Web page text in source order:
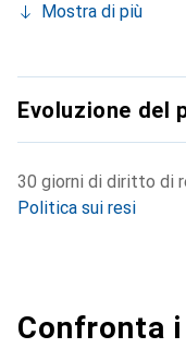
Mostra di più
Evoluzione del
30 giorni di diritto di
Politica sui resi
Confronta